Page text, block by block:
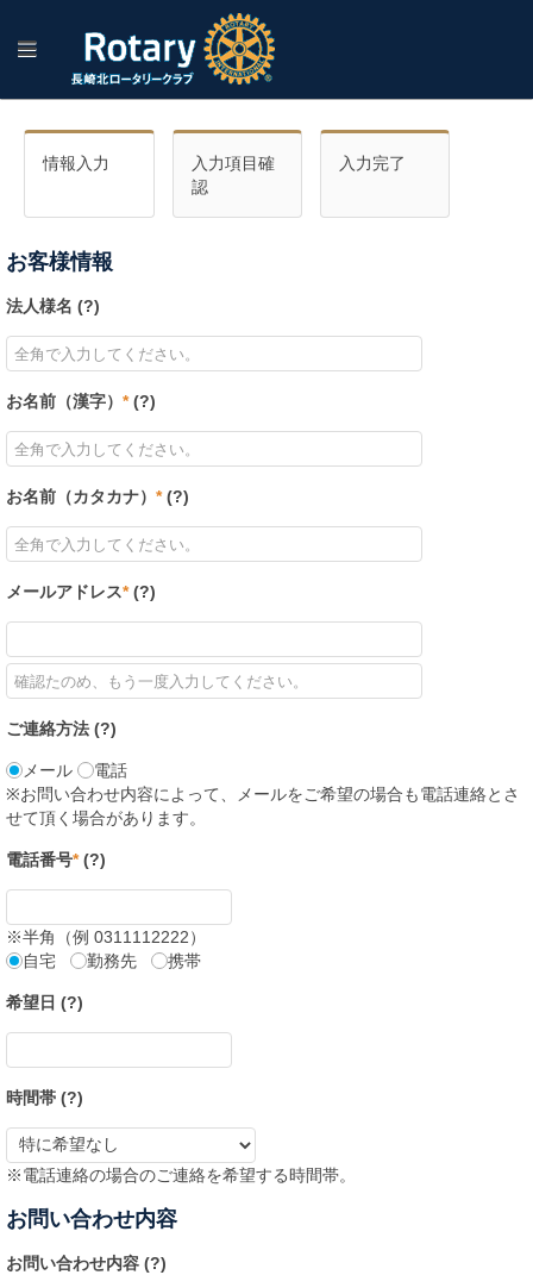
情報入力
入力項目確
認
入力完了
お客様情報
法人様名 (?)
お名前（漢字）*(?)
お名前（カタカナ）*(?)
メールアドレス*(?)
ご連絡方法 (?)
メール
電話
※お問い合わせ内容によって、メールをご希望の場合も電話連絡とさ
せて頂く場合があります。
電話番号*(?)
※半角（例 0311112222）
自宅
勤務先 携帯
希望日 (?)
時間帯 (?)
※電話連絡の場合のご連絡を希望する時間帯。
お問い合わせ内容
お問い合わせ内容 (?)